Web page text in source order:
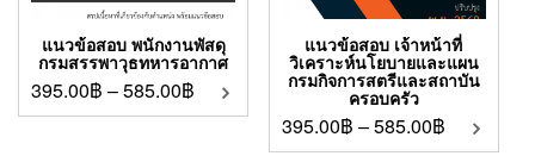
แนวข้อสอบ พนักงานพัสดุ
กรมสรรพาวุธทหารอากาศ
395.00฿ –585.00฿
แนวข้อสอบ เจ้าหน้าที่
วิเคราะห์นโยบายและแผน
กรมกิจการสตรีและสถาบัน
ครอบครัว
395.00฿ –585.00฿